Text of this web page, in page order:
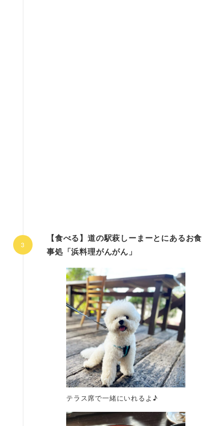
【食べる】道の駅萩しーまーとにあるお食
事処「浜料理がんがん」
テラス席で一緒にいれるよ♪